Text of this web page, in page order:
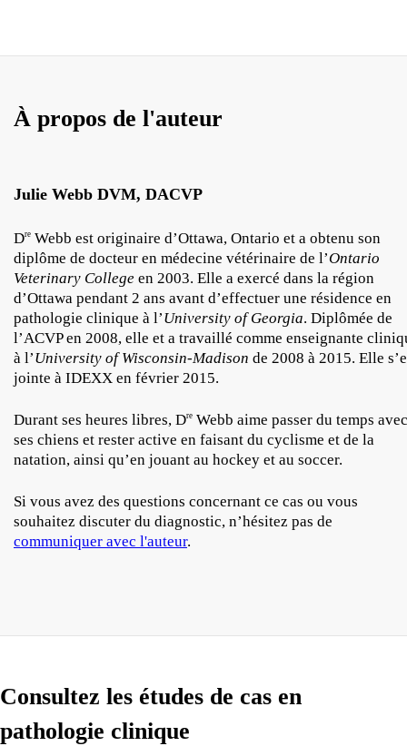
À propos de l'auteur
Julie Webb DVM, DACVP
Dre Webb est originaire d’Ottawa, Ontario et a obtenu son
diplôme de docteur en médecine vétérinaire de l’Ontario
Veterinary College en 2003. Elle a exercé dans la région
d’Ottawa pendant 2 ans avant d’effectuer une résidence en
pathologie clinique à l’University of Georgia. Diplômée de
l’ACVP en 2008, elle et a travaillé comme enseignante
à l’University of Wisconsin-Madison de 2008 à 2015. Elle
jointe à IDEXX en février 2015.
Durant ses heures libres, Dre Webb aime passer du temps avec
ses chiens et rester active en faisant du cyclisme et de la
natation, ainsi qu’en jouant au hockey et au soccer.
Si vous avez des questions concernant ce cas ou vous
souhaitez discuter du diagnostic, n’hésitez pas de
communiquer avec l'auteur.
Consultez les études de cas en
pathologie clinique